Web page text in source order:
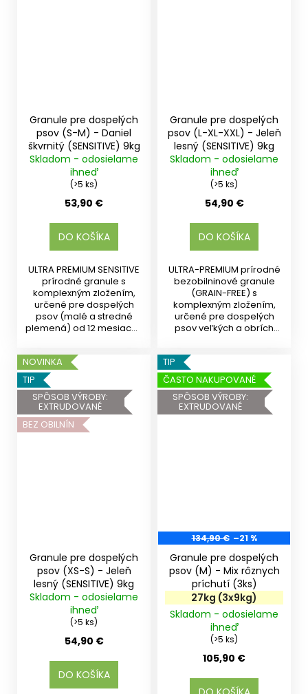
Granule pre dospelých
psov (S-M) - Daniel
škvrnitý (SENSITIVE) 9kg
Skladom - odosielame
ihneď
(>5 ks)
53,90 €
DO KOŠÍKA
ULTRA PREMIUM SENSITIVE
prírodné granule s
komplexným zložením,
určené pre dospelých
psov (malé a stredné
plemená) od 12 mesiacov
Granule pre dospelých
psov (L-XL-XXL) - Jeleň
lesný (SENSITIVE) 9kg
Skladom - odosielame
ihneď
(>5 ks)
54,90 €
DO KOŠÍKA
ULTRA-PREMIUM prírodné
bezobilninové granule
(GRAIN-FREE) s
komplexným zložením,
určené pre dospelých
psov veľkých a obrích
NOVINKA
TIP
SPÔSOB VÝROBY:
EXTRUDOVANÉ
BEZ OBILNÍN
Granule pre dospelých
psov (XS-S) - Jeleň
lesný (SENSITIVE) 9kg
Skladom - odosielame
ihneď
(>5 ks)
54,90 €
DO KOŠÍKA
TIP
ČASTO NAKUPOVANÉ
SPÔSOB VÝROBY:
EXTRUDOVANÉ
134,90 € –21 %
Granule pre dospelých
psov (M) - Mix rôznych
27kg (3x9kg)
Skladom - odosielame
ihneď
(>5 ks)
105,90 €